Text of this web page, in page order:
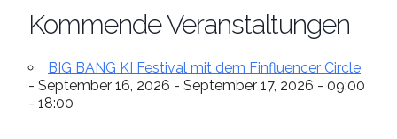
Kommende Veranstaltungen
BIG BANG KI Festival mit dem Finfluencer Circle
- September 16, 2026 - September 17, 2026 - 09:00
- 18:00